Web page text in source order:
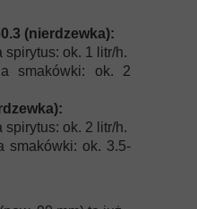
(nierdzewka):
spirytus: ok. 1 litr/h.
smakówki: ok. 2
spirytus: ok. 2 litr/h.
smakówki: ok. 3.5-